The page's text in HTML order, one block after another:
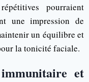
pourraient
une impression de
un équilibre et
la tonicité faciale.
et